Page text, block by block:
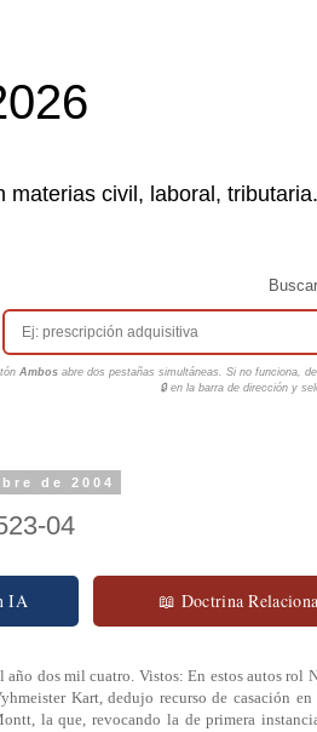
materias civil, laboral,
Ambosabre dos pestañas simultáneas. Si no funciona,
🔒 en la barra de dirección y
de 2004
04
IA 📖 Doctrina
se dictara la resolución correspondiente, lo que se resolvió recibiendo la causa a prueba, fijando un punto y señalando día y hora para recibir la testimonial que procediere; 6º) Que la sentencia impugnada estableció como un hecho cierto que consta de autos que las partes que figuran en el juicio han cesado en su tramitación durante seis meses, contados desde la fecha de la última resolución recaída en alguna gestión útil para continuar con el procedimiento, esto es, desde el 23 de julio de 2002 hasta el 25 de julio de 2003. Esta última fecha es errónea, ciertamente, y debe entenderse que corresponde al día 25 de marzo del mismo año; 7º) Que, en tales condiciones, constituye un hecho de la causa y, por lo tanto inamovible para esta Corte Suprema, el transcurso del plazo de seis meses establecido en el artículo 152 del Código ya mencionado, necesario para que opere el instituto jurídico en cuestión, puesto que entre el 23 de julio de 2002, fecha de la resolución de fs. 28 vta., que recayó en la petición de recibir la causa a prueba formulada a fs.28 por el reclamante, y el 25 de marzo del año 2003, en que dicha parte solicitó que Se dicte la resolución correspondiente, y que se dicte la resolución correspondiente y reciba la causa a prueba, corrió un período que supera dicho término; 8º) Que, así, la controversia radica, en forma exclusiva, en la circunstancia de si el impulso procesal correspondía a las partes o al tribunal, postura esta última que sustenta el recurrente de casación. La decisión de tal conflicto de derecho pasa por dejar establecido y llamar la atención sobre la grave conducta funcionaria que ha implicado la dictación de la resolución de fs. 28 vta. En efecto, frente a una clara y categórica petición de recibir la causa a prueba, formulada por el reclamante, cuya providencia no podía ser otra que acceder a lo que se solicitaba, recayó una injustificable providencia, del siguiente tenor: Díctese la resolución que en derecho corresponda, esto es, se expidió una providencia meramente dilatoria, en lugar de resolver derechamente sobre lo que se pedía; 9º) Que, luego, el tribunal omitió cumplir, durante más de seis meses, lo dispuesto en la referida resolución, en orden a dictar la resolución que en derecho corresponda, omisión que ha venido a producir una situación de hecho en extremo grave, al mantener en inactividad el presente expediente por un prolongado período; 10º) Que, sin embargo de lo anterior, el propio demandante o reclamante no instó para que se remediara la anomalía hecha notar, puesto que también se mantuvo en injustificada inactividad hasta que, tan sólo el día 25 de marzo del año 2003 a fojas 29, reiteró su petición en orden a que se reciba la presente causa a prueba, lo que se encuentra pendiente, según puede leerse a fs.29 de este cuaderno lo que ahora sí fue proveído correctamente-, evidenciando de tal manera de su parte, una negligencia también notoria, que se suma a la negligencia demostrada por el tribunal a cargo de la tramitación de la causa; 11º) Que, en las condiciones anotadas, el tribunal no puede pasar por alto el hecho de la causa, sentado por los jueces del fondo, de que el término de seis meses de inactividad requerido por el artículo 152 del Código de Enjuiciamiento en lo Civil efectivamente transcurrió. Si bien es cierto que ello es consecuencia, en gran medida, como se dijo, de la desidia del tribunal, que no cumplió con su deber de proveer